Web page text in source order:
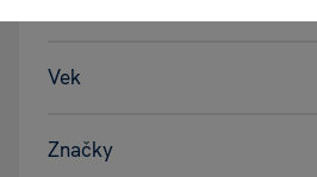
Vek
Značky